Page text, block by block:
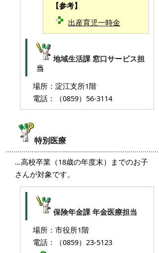
【参考】
出産育児一時金
地域生活課 窓口サービス担
当
場所：淀江支所1階
電話：（0859）56-3114
特別医療
…高校卒業（18歳の年度末）までのお子
さんが対象です。
保険年金課 年金医療担当
場所：市役所1階
電話：（0859）23-5123